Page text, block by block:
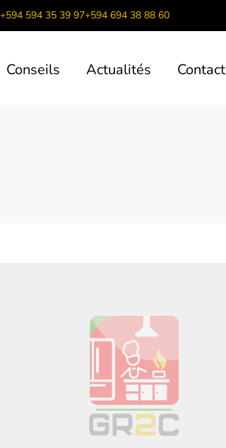
+594 594 35 39 97+594 694 38 88 60
Conseils Actualités Contact